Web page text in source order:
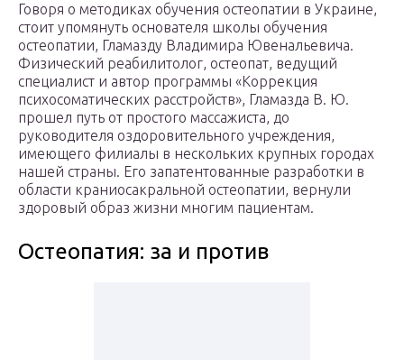
Говоря о методиках обучения остеопатии в Украине,
стоит упомянуть основателя школы обучения
остеопатии, Гламазду Владимира Ювенальевича.
Физический реабилитолог, остеопат, ведущий
специалист и автор программы «Коррекция
психосоматических расстройств», Гламазда В. Ю.
прошел путь от простого массажиста, до
руководителя оздоровительного учреждения,
имеющего филиалы в нескольких крупных городах
нашей страны. Его запатентованные разработки в
области краниосакральной остеопатии, вернули
здоровый образ жизни многим пациентам.
Остеопатия: за и против